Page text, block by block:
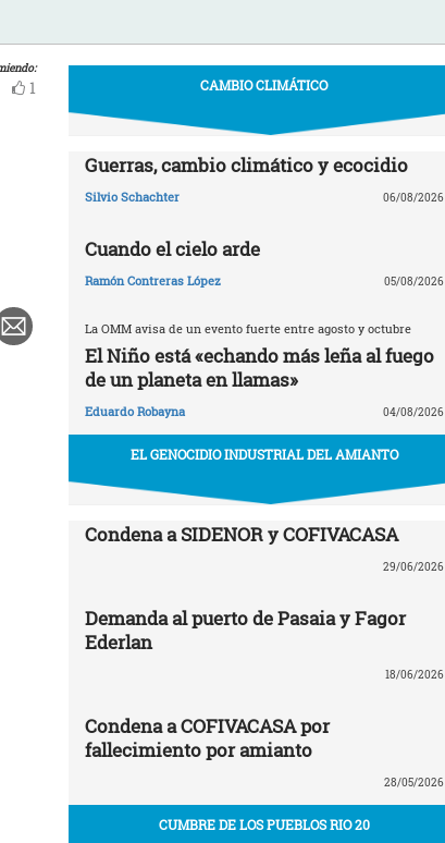
1 CAMBIO CLIMÁTICO
Guerras, cambio climático y ecocidio
Silvio Schachter 06/08/2026
Cuando el cielo arde
Ramón Contreras López 05/08/2026
La OMM avisa de un evento fuerte entre agosto y octubre
El Niño está «echando más leña al fuego
de un planeta en llamas»
Eduardo Robayna 04/08/2026
EL GENOCIDIO INDUSTRIAL DEL AMIANTO
Condena a SIDENOR y COFIVACASA
29/06/2026
Demanda al puerto de Pasaia y Fagor
Ederlan
18/06/2026
Condena a COFIVACASA por
fallecimiento por amianto
28/05/2026
CUMBRE DE LOS PUEBLOS RIO 20